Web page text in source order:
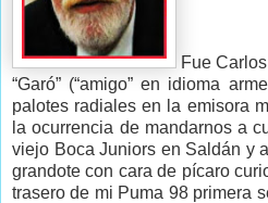
Fue
“Garó” (“amigo” en idioma
palotes radiales en la emisora
la ocurrencia de mandarnos a
viejo Boca Juniors en Saldán y
grandote con cara de pícaro
trasero de mi Puma 98 primera